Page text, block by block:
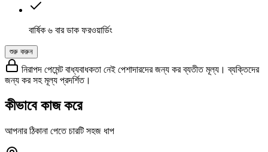
বার্ষিক ৬ বার ডাক ফরওয়ার্ডিং
শুরু করুন
নিরাপদ পেমেন্ট বাধ্যবাধকতা নেই পেশাদারদের জন্য কর ব্যতীত মূল্য। ব্যক্তিদের
জন্য কর সহ মূল্য প্রদর্শিত।
কীভাবে কাজ করে
আপনার ঠিকানা পেতে চারটি সহজ ধাপ